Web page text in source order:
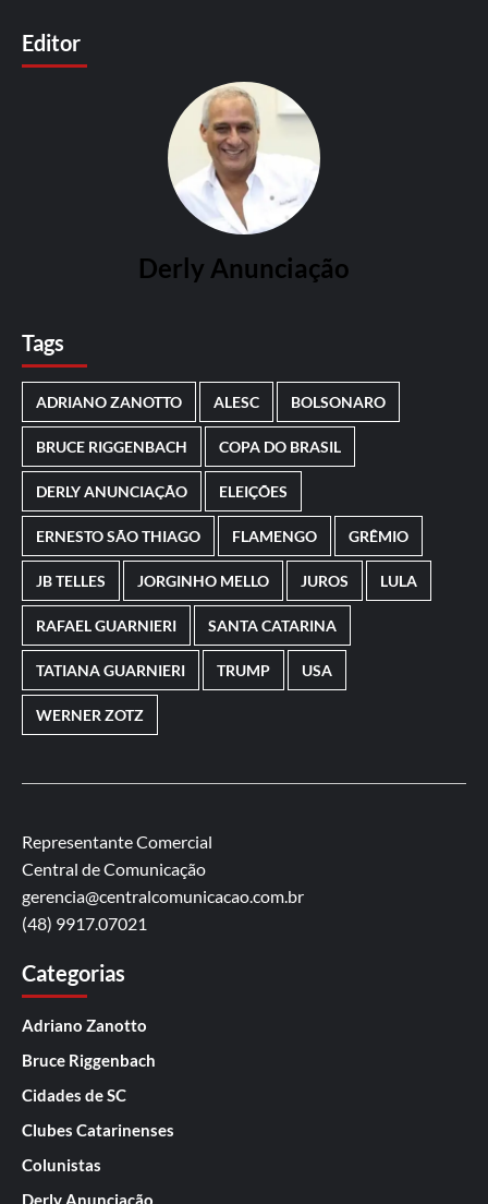
Editor
Derly Anunciação
Tags
ADRIANO ZANOTTO ALESC BOLSONARO
BRUCE RIGGENBACH COPA DO BRASIL
DERLY ANUNCIAÇÃO ELEIÇÕES
ERNESTO SÃO THIAGO FLAMENGO GRÊMIO
JB TELLES JORGINHO MELLO JUROS LULA
RAFAEL GUARNIERI SANTA CATARINA
TATIANA GUARNIERI TRUMP USA
WERNER ZOTZ
Representante Comercial
Central de Comunicação
gerencia@centralcomunicacao.com.br
(48) 9917.07021
Categorias
Adriano Zanotto
Bruce Riggenbach
Cidades de SC
Clubes Catarinenses
Colunistas